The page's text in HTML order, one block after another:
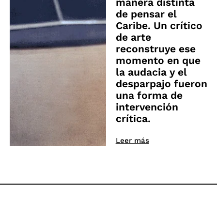
de pensar el
Caribe. Un crítico
de arte
reconstruye ese
momento en que
la audacia y el
desparpajo fueron
una forma de
intervención
crítica.
Leer más